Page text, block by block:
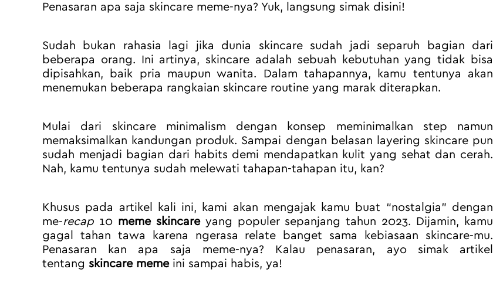
Penasaran apa saja skincare meme-nya? Yuk, langsung simak disini!
Sudah bukan rahasia lagi jika dunia skincare sudah jadi separuh bagian dari
beberapa orang. Ini artinya, skincare adalah sebuah kebutuhan yang tidak bisa
dipisahkan, baik pria maupun wanita. Dalam tahapannya, kamu tentunya akan
menemukan beberapa rangkaian skincare routine yang marak diterapkan.
Mulai dari skincare minimalism dengan konsep meminimalkan step namun
memaksimalkan kandungan produk. Sampai dengan belasan layering skincare pun
sudah menjadi bagian dari habits demi mendapatkan kulit yang sehat dan cerah.
Nah, kamu tentunya sudah melewati tahapan-tahapan itu, kan?
Khusus pada artikel kali ini, kami akan mengajak kamu buat “nostalgia” dengan
me-recap 10 meme skincare yang populer sepanjang tahun 2023. Dijamin, kamu
gagal tahan tawa karena ngerasa relate banget sama kebiasaan skincare-mu.
Penasaran kan apa saja meme-nya? Kalau penasaran, ayo simak artikel
tentang skincare meme ini sampai habis, ya!